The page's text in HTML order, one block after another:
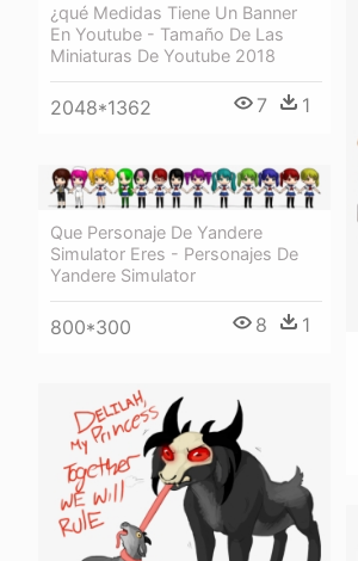
¿qué Medidas Tiene Un Banner
En Youtube - Tamaño De Las
Miniaturas De Youtube 2018
2048*1362 7 1
Que Personaje De Yandere
Simulator Eres - Personajes De
Yandere Simulator
800*300 8 1